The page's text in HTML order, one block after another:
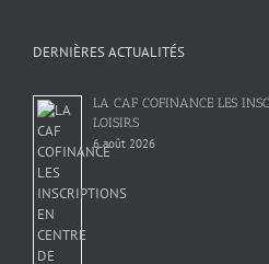
DERNIÈRES ACTUALITÉS
LA CAF COFINANCE LES
LOISIRS
6 août 2026